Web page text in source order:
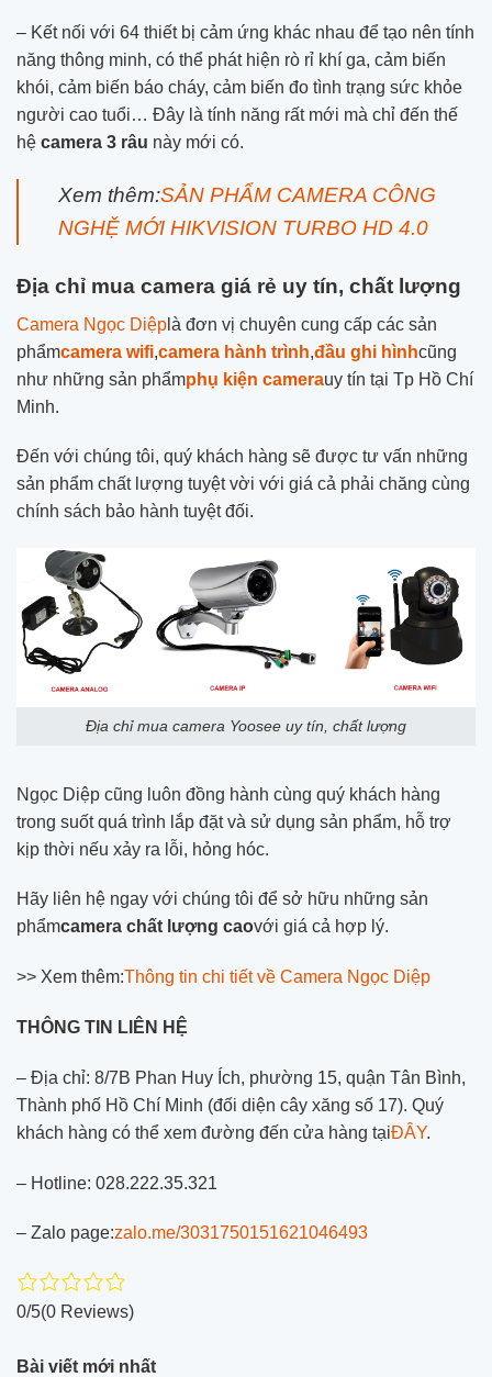
– Kết nối với 64 thiết bị cảm ứng khác nhau để tạo nên tính
năng thông minh, có thể phát hiện rò rỉ khí ga, cảm biến
khói, cảm biến báo cháy, cảm biến đo tình trạng sức khỏe
người cao tuổi… Đây là tính năng rất mới mà chỉ đến thế
hệ camera 3 râu này mới có.
Xem thêm:SẢN PHẨM CAMERA CÔNG
NGHỆ MỚI HIKVISION TURBO HD 4.0
Địa chỉ mua camera giá rẻ uy tín, chất lượng
Camera Ngọc Diệp là đơn vị chuyên cung cấp các sản
phẩmcamera wifi,camera hành trình,đầu ghi hìnhcũng
như những sản phẩmphụ kiện camerauy tín tại Tp Hồ Chí
Minh.
Đến với chúng tôi, quý khách hàng sẽ được tư vấn những
sản phẩm chất lượng tuyệt vời với giá cả phải chăng cùng
chính sách bảo hành tuyệt đối.
Địa chỉ mua camera Yoosee uy tín, chất lượng
Ngọc Diệp cũng luôn đồng hành cùng quý khách hàng
trong suốt quá trình lắp đặt và sử dụng sản phẩm, hỗ trợ
kịp thời nếu xảy ra lỗi, hỏng hóc.
Hãy liên hệ ngay với chúng tôi để sở hữu những sản
phẩmcamera chất lượng caovới giá cả hợp lý.
>> Xem thêm:Thông tin chi tiết về Camera Ngọc Diệp
THÔNG TIN LIÊN HỆ
– Địa chỉ: 8/7B Phan Huy Ích, phường 15, quận Tân Bình,
Thành phố Hồ Chí Minh (đối diện cây xăng số 17). Quý
khách hàng có thể xem đường đến cửa hàng tạiĐÂY.
– Hotline: 028.222.35.321
– Zalo page:zalo.me/3031750151621046493
0/5(0 Reviews)
Bài viết mới nhất